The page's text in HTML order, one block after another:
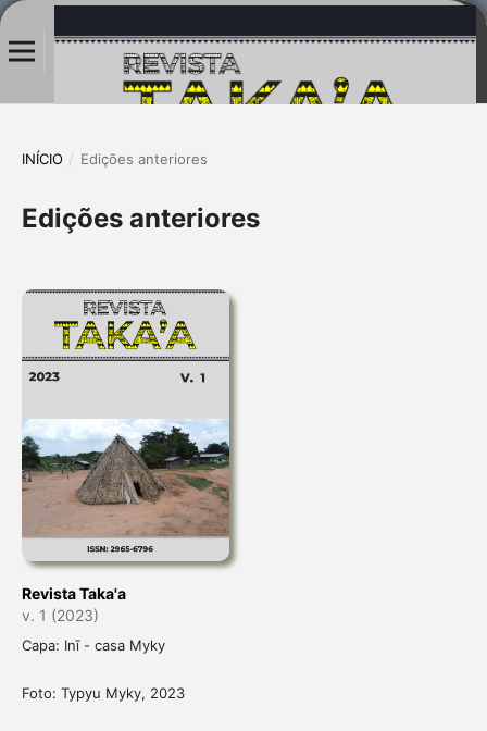
INÍCIO / Edições anteriores
Edições anteriores
Revista Taka'a
v. 1 (2023)
Capa: Inī - casa Myky
Foto: Typyu Myky, 2023